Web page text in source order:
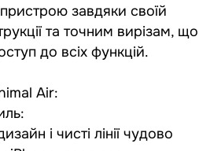
завдяки своїй
та точним вирізам, що
до всіх функцій.
Air:
і чисті лінії чудово